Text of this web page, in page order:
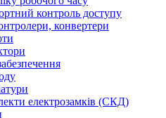
контроль доступу
конвертери
електрозамків (СКД)